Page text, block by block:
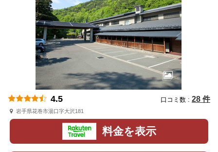
4.5 口コミ数 : 28 件
岩手県花巻市湯口字大沢181
料金を表示